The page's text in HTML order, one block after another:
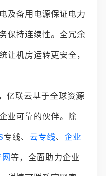
及备用电源保证电力
保持连续性。全冗余
让机房运转更安全，
亿联云基于全球资源
业可靠的伙伴。除
专线、云专线、企业
网等，全面助力企业